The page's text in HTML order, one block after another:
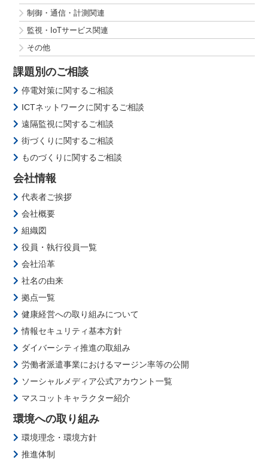
制御・通信・計測関連
監視・IoTサービス関連
その他
課題別のご相談
停電対策に関するご相談
ICTネットワークに関するご相談
遠隔監視に関するご相談
街づくりに関するご相談
ものづくりに関するご相談
会社情報
代表者ご挨拶
会社概要
組織図
役員・執行役員一覧
会社沿革
社名の由来
拠点一覧
健康経営への取り組みについて
情報セキュリティ基本方針
ダイバーシティ推進の取組み
労働者派遣事業におけるマージン率等の公開
ソーシャルメディア公式アカウント一覧
マスコットキャラクター紹介
環境への取り組み
環境理念・環境方針
推進体制